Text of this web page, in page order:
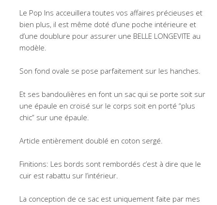
Le Pop Ins acceuillera toutes vos affaires précieuses et
bien plus, il est même doté d’une poche intérieure et
d’une doublure pour assurer une BELLE LONGEVITE au
modèle.
Son fond ovale se pose parfaitement sur les hanches.
Et ses bandoulières en font un sac qui se porte soit sur
une épaule en croisé sur le corps soit en porté “plus
chic” sur une épaule.
Article entièrement doublé en coton sergé.
Finitions: Les bords sont rembordés c’est à dire que le
cuir est rabattu sur l’intérieur.
La conception de ce sac est uniquement faite par mes